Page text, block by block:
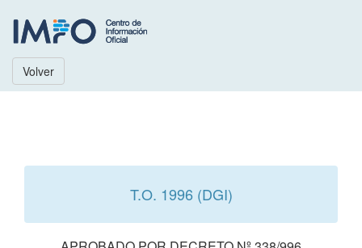
Volver
T.O. 1996 (DGI)